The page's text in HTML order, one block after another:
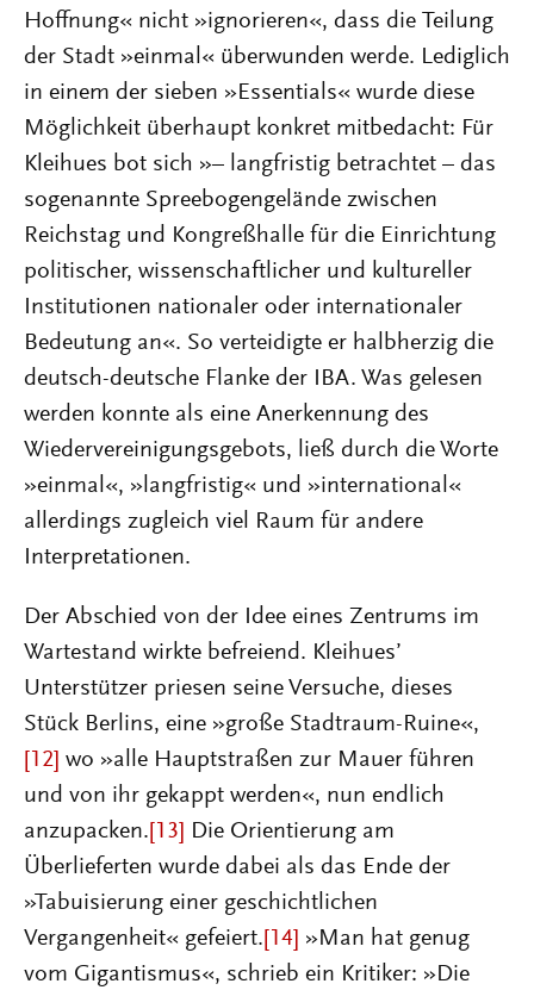
Hoffnung« nicht »ignorieren«, dass die Teilung
der Stadt »einmal« überwunden werde. Lediglich
in einem der sieben »Essentials« wurde diese
Möglichkeit überhaupt konkret mitbedacht: Für
Kleihues bot sich »– langfristig betrachtet – das
sogenannte Spreebogengelände zwischen
Reichstag und Kongreßhalle für die Einrichtung
politischer, wissenschaftlicher und kultureller
Institutionen nationaler oder internationaler
Bedeutung an«. So verteidigte er halbherzig die
deutsch-deutsche Flanke der IBA. Was gelesen
werden konnte als eine Anerkennung des
Wiedervereinigungsgebots, ließ durch die Worte
»einmal«, »langfristig« und »international«
allerdings zugleich viel Raum für andere
Interpretationen.
Der Abschied von der Idee eines Zentrums im
Wartestand wirkte befreiend. Kleihuesʼ
Unterstützer priesen seine Versuche, dieses
Stück Berlins, eine »große Stadtraum-Ruine«,
[12] wo »alle Hauptstraßen zur Mauer führen
und von ihr gekappt werden«, nun endlich
anzupacken. [13] Die Orientierung am
Überlieferten wurde dabei als das Ende der
»Tabuisierung einer geschichtlichen
Vergangenheit« gefeiert. [14] »Man hat genug
vom Gigantismus«, schrieb ein Kritiker: »Die